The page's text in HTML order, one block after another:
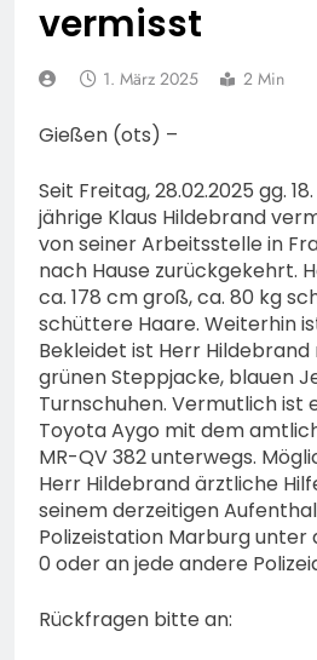
erbeten
vermisst
1. März 2025 2 Min
Gießen (ots) –
Seit Freitag, 28.02.2025 gg.
jährige Klaus Hildebrand
von seiner Arbeitsstelle in
nach Hause zurückgekehrt.
ca. 178 cm groß, ca. 80 kg
schüttere Haare. Weiterhin
Bekleidet ist Herr
grünen Steppjacke, blauen
Turnschuhen. Vermutlich ist
Toyota Aygo mit dem
MR-QV 382 unterwegs.
Herr Hildebrand ärztliche
seinem derzeitigen
Polizeistation Marburg unter
0 oder an jede andere
Rückfragen bitte an: